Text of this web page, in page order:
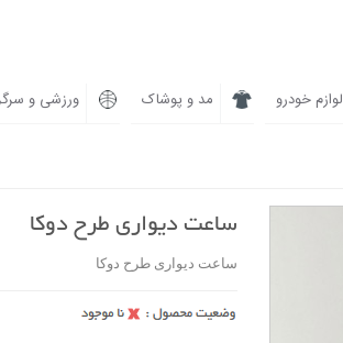
لوازم خودرو مد و پوشاک ورزشی و
ساعت دیواری طرح دوکا
ساعت دیواری طرح دوکا